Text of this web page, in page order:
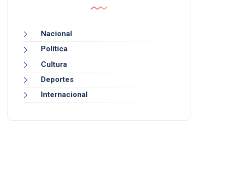
Nacional
Política
Cultura
Deportes
Internacional